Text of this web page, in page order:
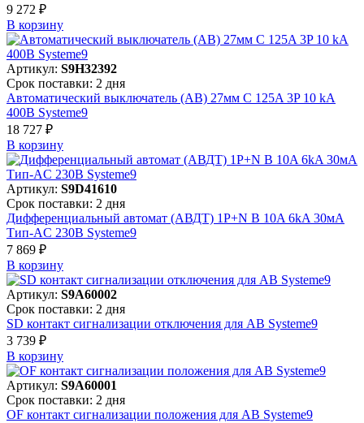
9 272 ₽
В корзинy
Артикул: S9H32392
Срок поставки: 2 дня
Автоматический выключатель (АВ) 27мм C 125A 3P 10 kA
400В Systeme9
18 727 ₽
В корзинy
Артикул: S9D41610
Срок поставки: 2 дня
Дифференциальный автомат (АВДТ) 1P+N B 10A 6kA 30мА
Тип-AC 230В Systeme9
7 869 ₽
В корзинy
Артикул: S9A60002
Срок поставки: 2 дня
SD контакт сигнализации отключения для АВ Systeme9
3 739 ₽
В корзинy
Артикул: S9A60001
Срок поставки: 2 дня
OF контакт сигнализации положения для АВ Systeme9